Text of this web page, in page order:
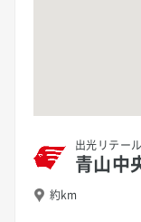
出光リテー
青山中
約km